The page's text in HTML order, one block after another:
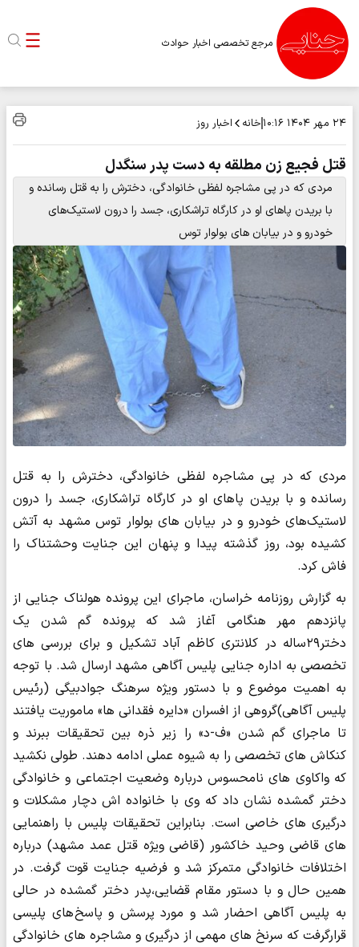
مرجع تخصصی اخبار حوادث
۲۴ مهر ۱۴۰۴ ۱۰:۱۶ خانه اخبار روز
قتل فجیع زن مطلقه به دست پدر سنگدل
مردی که در پی مشاجره لفظی خانوادگی، دخترش را به قتل رسانده و
با بریدن پاهای او در کارگاه تراشکاری، جسد را درون لاستیک‌های
خودرو و در بیابان های بولوار توس
مردی که در پی مشاجره لفظی خانوادگی، دخترش را به قتل
رسانده و با بریدن پاهای او در کارگاه تراشکاری، جسد را درون
لاستیک‌های خودرو و در بیابان های بولوار توس مشهد به آتش
کشیده بود، روز گذشته پیدا و پنهان این جنایت وحشتناک را
فاش کرد.
به گزارش روزنامه خراسان، ماجرای این پرونده هولناک جنایی از
پانزدهم مهر هنگامی آغاز شد که پرونده گم شدن یک
دختر۲۹ساله در کلانتری کاظم آباد تشکیل و برای بررسی های
تخصصی به اداره جنایی پلیس آگاهی مشهد ارسال شد. با توجه
به اهمیت موضوع و با دستور ویژه سرهنگ جوادبیگی (رئیس
پلیس آگاهی)گروهی از افسران «دایره فقدانی ها» ماموریت یافتند
تا ماجرای گم شدن «ف-د» را زیر ذره بین تحقیقات ببرند و
کنکاش های تخصصی را به شیوه عملی ادامه دهند. طولی نکشید
که واکاوی های نامحسوس درباره وضعیت اجتماعی و خانوادگی
دختر گمشده نشان داد که وی با خانواده اش دچار مشکلات و
درگیری های خاصی است. بنابراین تحقیقات پلیس با راهنمایی
های قاضی وحید خاکشور (قاضی ویژه قتل عمد مشهد) درباره
اختلافات خانوادگی متمرکز شد و فرضیه جنایت قوت گرفت. در
همین حال و با دستور مقام قضایی،پدر دختر گمشده در حالی
به پلیس آگاهی احضار شد و مورد پرسش و پاسخ های پلیسی
قرارگرفت که سرنخ های مهمی از درگیری و مشاجره های خانوادگی